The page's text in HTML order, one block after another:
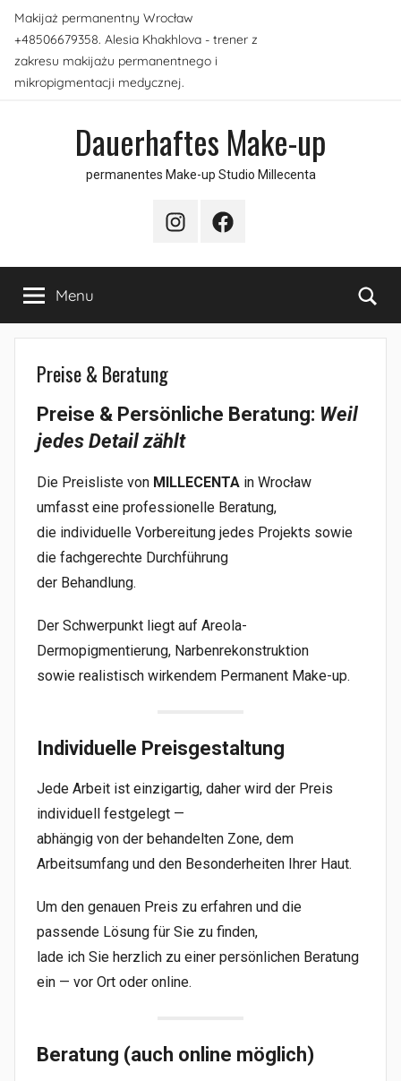
Skip
content
Makijaż permanentny Wrocław
+48506679358. Alesia Khakhlova - trener z
zakresu makijażu permanentnego i
mikropigmentacji medycznej.
Dauerhaftes Make-up
permanentes Make-up Studio Millecenta
InstagramFacebook
Menu
Preise & Beratung
Preise & Persönliche Beratung: Weil
jedes Detail zählt
Die Preisliste von MILLECENTA in Wrocław
umfasst eine professionelle Beratung,
die individuelle Vorbereitung jedes Projekts sowie
die fachgerechte Durchführung
der Behandlung.
Der Schwerpunkt liegt auf Areola-
Dermopigmentierung, Narbenrekonstruktion
sowie realistisch wirkendem Permanent Make-up.
Individuelle Preisgestaltung
Jede Arbeit ist einzigartig, daher wird der Preis
individuell festgelegt —
abhängig von der behandelten Zone, dem
Arbeitsumfang und den Besonderheiten Ihrer Haut.
Um den genauen Preis zu erfahren und die
passende Lösung für Sie zu finden,
lade ich Sie herzlich zu einer persönlichen Beratung
ein — vor Ort oder online.
Beratung (auch online möglich)